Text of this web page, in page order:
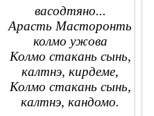
васодтяно...
Арасть Масторонть
колмо ужова
Колмо стакань сынь,
калтнэ, кирдеме,
Колмо стакань сынь,
калтнэ, кандомо.